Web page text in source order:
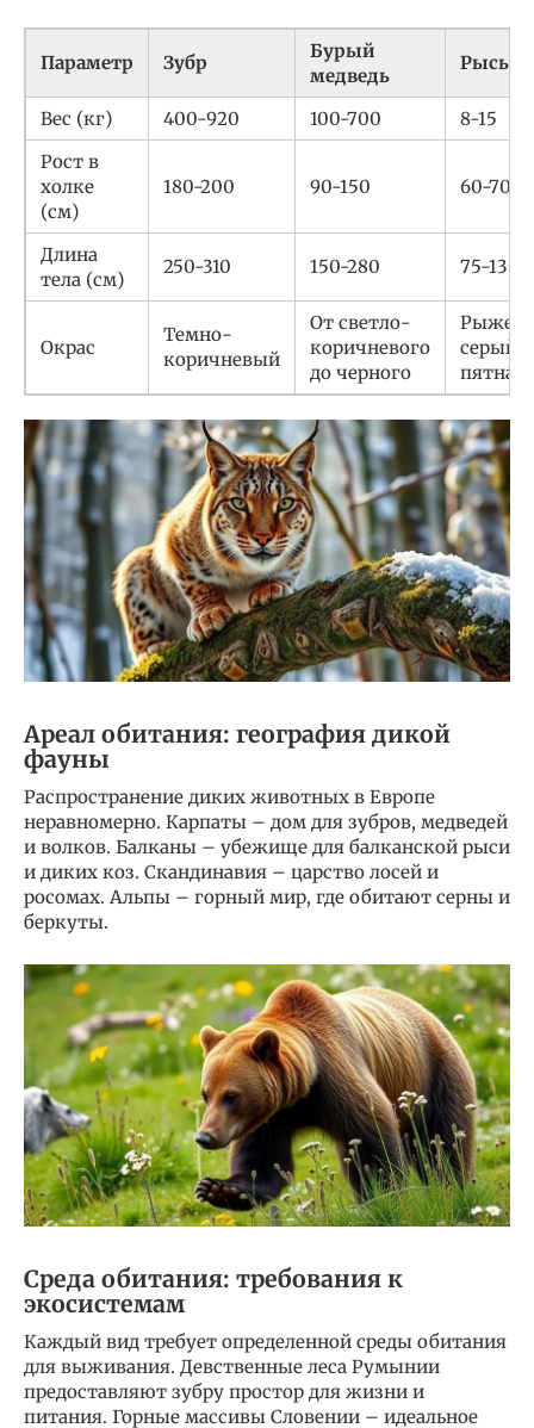
Параметр Зубр
Бурый
медведь
Рысь
Вес (кг) 400-920 100-700
8-15
Рост в
холке
(см)
180-200 90-150 60-70
Длина
тела (см)
250-310 150-280 75-130
Окрас
Темно-
коричневый
От светло-
коричневого
до черного
серый с
Ареал обитания: география дикой
фауны
Распространение диких животных в Европе
неравномерно. Карпаты – дом для зубров, медведей
и волков. Балканы – убежище для балканской рыси
и диких коз. Скандинавия – царство лосей и
росомах. Альпы – горный мир, где обитают серны и
беркуты.
Среда обитания: требования к
экосистемам
Каждый вид требует определенной среды обитания
для выживания. Девственные леса Румынии
предоставляют зубру простор для жизни и
питания. Горные массивы Словении – идеальное